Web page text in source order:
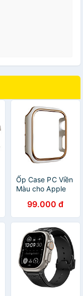
Ốp Case PC Viền
Màu cho Apple
4/5/6/SE/7/8/9/
Size
40mm/41mm/
- Hàng Chính
Hãng
99.000 đ